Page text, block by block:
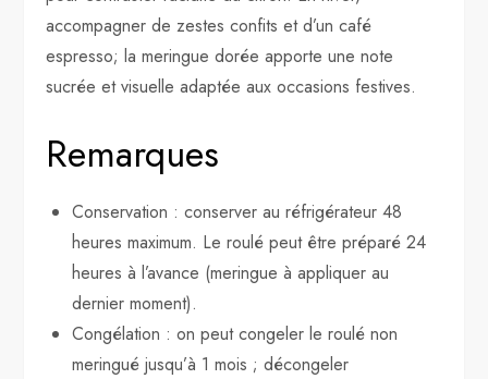
accompagner de zestes confits et d’un café
espresso; la meringue dorée apporte une note
sucrée et visuelle adaptée aux occasions festives.
Remarques
Conservation : conserver au réfrigérateur 48
heures maximum. Le roulé peut être préparé 24
heures à l’avance (meringue à appliquer au
dernier moment).
Congélation : on peut congeler le roulé non
meringué jusqu’à 1 mois ; décongeler